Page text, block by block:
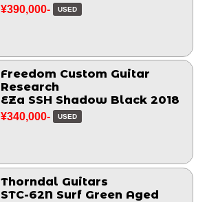
¥390,000- USED
Freedom Custom Guitar
Research
EZa SSH Shadow Black 2018
¥340,000- USED
Thorndal Guitars
STC-62N Surf Green Aged